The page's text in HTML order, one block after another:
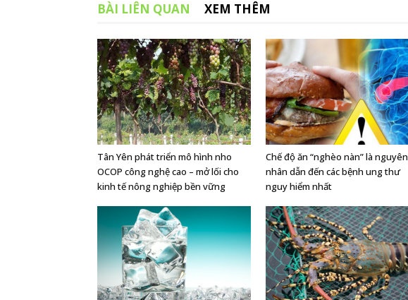
BÀI LIÊN QUAN XEM THÊM
Tân Yên phát triển mô hình nho
OCOP công nghệ cao – mở lối cho
kinh tế nông nghiệp bền vững
Chế độ ăn “nghèo nàn” là nguyên
nhân dẫn đến các bệnh ung thư
nguy hiểm nhất